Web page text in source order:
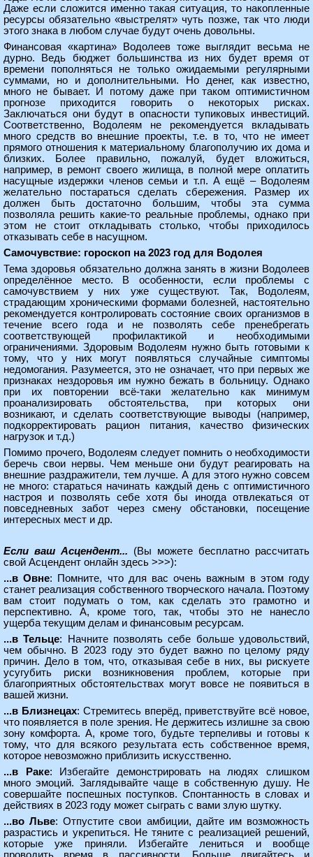
Даже если сложится именно такая ситуация, то накопленные
ресурсы обязательно «выстрелят» чуть позже, так что люди
этого знака в любом случае будут очень довольны.
Финансовая «картина» Водолеев тоже выглядит весьма не
дурно. Ведь бюджет большинства из них будет время от
времени пополняться не только ожидаемыми регулярными
суммами, но и дополнительными. Но денег, как известно,
много не бывает. И потому даже при таком оптимистичном
прогнозе приходится говорить о некоторых рисках.
Заключаться они будут в опасности тупиковых инвестиций.
Соответственно, Водолеям не рекомендуется вкладывать
много средств во внешние проекты, т.е. в то, что не имеет
прямого отношения к материальному благополучию их дома и
близких. Более правильно, пожалуй, будет вложиться,
например, в ремонт своего жилища, в полной мере оплатить
насущные издержки членов семьи и т.п. А ещё – Водолеям
желательно постараться сделать сбережения. Размер их
должен быть достаточно большим, чтобы эта сумма
позволяла решить какие-то реальные проблемы, однако при
этом не стоит откладывать столько, чтобы приходилось
отказывать себе в насущном.
Самочувствие: гороскоп на 2023 год для Водолея
Тема здоровья обязательно должна занять в жизни Водолеев
определённое место. В особенности, если проблемы с
самочувствием у них уже существуют. Так, Водолеям,
страдающим хроническими формами болезней, настоятельно
рекомендуется контролировать состояние своих организмов в
течение всего года и не позволять себе пренебрегать
соответствующей профилактикой и необходимыми
ограничениями. Здоровым Водолеям нужно быть готовыми к
тому, что у них могут появляться случайные симптомы
недомогания. Разумеется, это не означает, что при первых же
признаках нездоровья им нужно бежать в больницу. Однако
при их повторении всё-таки желательно как минимум
проанализировать обстоятельства, при которых они
возникают, и сделать соответствующие выводы (например,
подкорректировать рацион питания, качество физических
нагрузок и т.д.)
Помимо прочего, Водолеям следует помнить о необходимости
беречь свои нервы. Чем меньше они будут реагировать на
внешние раздражители, тем лучше. А для этого нужно совсем
не много: стараться начинать каждый день с оптимистичного
настроя и позволять себе хотя бы иногда отвлекаться от
повседневных забот через смену обстановки, посещение
интересных мест и др.
Если ваш Асцендент... (Вы можете бесплатно рассчитать
свой Асцендент онлайн здесь >>>):
...в Овне: Помните, что для вас очень важным в этом году
станет реализация собственного творческого начала. Поэтому
вам стоит подумать о том, как сделать это грамотно и
перспективно. А, кроме того, так, чтобы это не нанесло
ущерба текущим делам и финансовым ресурсам.
...в Тельце: Начните позволять себе больше удовольствий,
чем обычно. В 2023 году это будет важно по целому ряду
причин. Дело в том, что, отказывая себе в них, вы рискуете
усугубить риски возникновения проблем, которые при
благоприятных обстоятельствах могут вовсе не появиться в
вашей жизни.
...в Близнецах: Стремитесь вперёд, приветствуйте всё новое,
что появляется в поле зрения. Не держитесь излишне за свою
зону комфорта. А, кроме того, будьте терпеливы и готовы к
тому, что для всякого результата есть собственное время,
которое невозможно приблизить искусственно.
...в Раке: Избегайте демонстрировать на людях слишком
много эмоций. Заглядывайте чаще в собственную душу. Не
совершайте поспешных поступков. Спонтанность в словах и
действиях в 2023 году может сыграть с вами злую шутку.
...во Льве: Отпустите свои амбиции, дайте им возможность
разрастись и укрепиться. Не тяните с реализацией решений,
которые уже приняли. Избегайте лениться и вообще